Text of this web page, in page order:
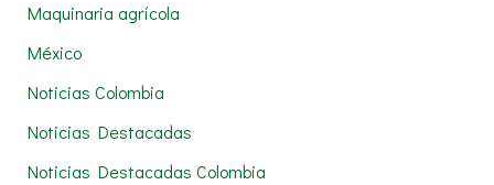
Maquinaria agrícola
México
Noticias Colombia
Noticias Destacadas
Noticias Destacadas Colombia